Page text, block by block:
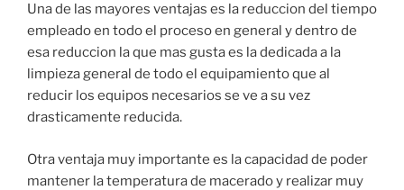
Una de las mayores ventajas es la reduccion del tiempo
empleado en todo el proceso en general y dentro de
esa reduccion la que mas gusta es la dedicada a la
limpieza general de todo el equipamiento que al
reducir los equipos necesarios se ve a su vez
drasticamente reducida.
Otra ventaja muy importante es la capacidad de poder
mantener la temperatura de macerado y realizar muy